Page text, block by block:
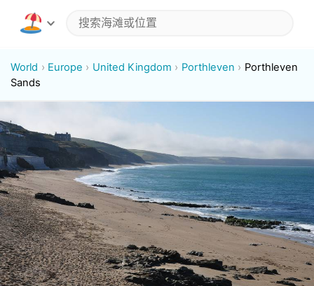
World Europe United Kingdom Porthleven
Porthleven
Sands